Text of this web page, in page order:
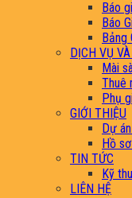
Báo
Báo
Bảng
DỊCH VỤ
Mài
Thuê
Phụ
GIỚI THIỆU
Dự
Hồ
TIN TỨC
Kỹ
LIÊN HỆ